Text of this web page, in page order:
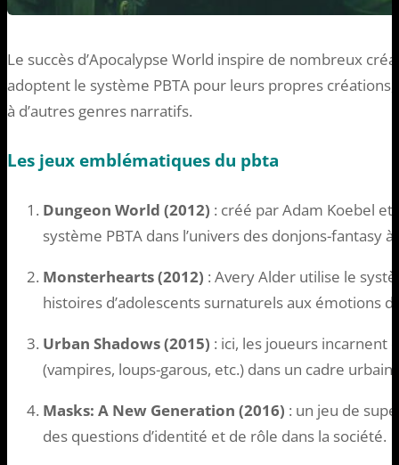
Le succès d’Apocalypse World inspire de nombreux
adoptent le système PBTA pour leurs propres
à d’autres genres narratifs.
Les jeux emblématiques du pbta
Dungeon World (2012) : créé par Adam Koebel
système PBTA dans l’univers des donjons-fantasy à
Monsterhearts (2012) : Avery Alder utilise le
histoires d’adolescents surnaturels aux émotions
Urban Shadows (2015) : ici, les joueurs incarnent
(vampires, loups-garous, etc.) dans un cadre
Masks: A New Generation (2016) : un jeu de
des questions d’identité et de rôle dans la société.